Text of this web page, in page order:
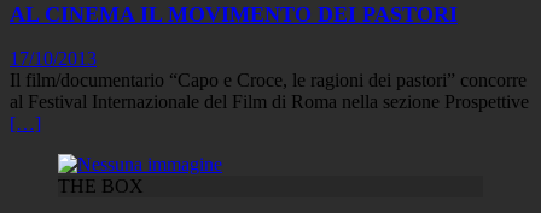
AL CINEMA IL MOVIMENTO DEI PASTORI
17/10/2013
Il film/documentario “Capo e Croce, le ragioni dei pastori” concorre
al Festival Internazionale del Film di Roma nella sezione Prospettive
[…]
THE BOX